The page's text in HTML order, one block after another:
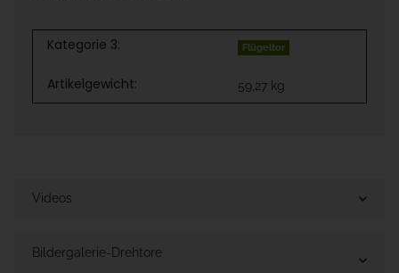
Kategorie 3: Flügeltor
Artikelgewicht: 59,27 kg
Videos
Bildergalerie-Drehtore